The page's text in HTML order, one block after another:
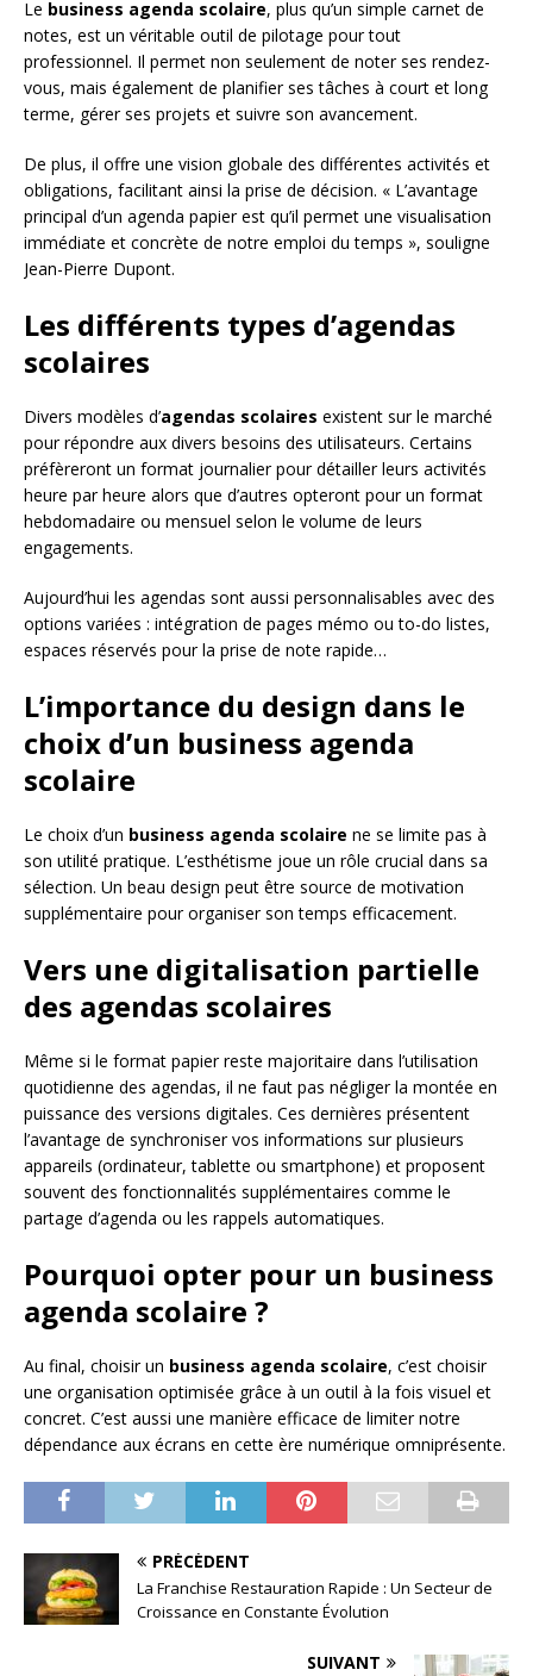
Le business agenda scolaire, plus qu’un simple carnet de
notes, est un véritable outil de pilotage pour tout
professionnel. Il permet non seulement de noter ses rendez-
vous, mais également de planifier ses tâches à court et long
terme, gérer ses projets et suivre son avancement.
De plus, il offre une vision globale des différentes activités et
obligations, facilitant ainsi la prise de décision. « L’avantage
principal d’un agenda papier est qu’il permet une visualisation
immédiate et concrète de notre emploi du temps », souligne
Jean-Pierre Dupont.
Les différents types d’agendas
scolaires
Divers modèles d’agendas scolaires existent sur le marché
pour répondre aux divers besoins des utilisateurs. Certains
préfèreront un format journalier pour détailler leurs activités
heure par heure alors que d’autres opteront pour un format
hebdomadaire ou mensuel selon le volume de leurs
engagements.
Aujourd’hui les agendas sont aussi personnalisables avec des
options variées : intégration de pages mémo ou to-do listes,
espaces réservés pour la prise de note rapide…
L’importance du design dans le
choix d’un business agenda
scolaire
Le choix d’un business agenda scolaire ne se limite pas à
son utilité pratique. L’esthétisme joue un rôle crucial dans sa
sélection. Un beau design peut être source de motivation
supplémentaire pour organiser son temps efficacement.
Vers une digitalisation partielle
des agendas scolaires
Même si le format papier reste majoritaire dans l’utilisation
quotidienne des agendas, il ne faut pas négliger la montée en
puissance des versions digitales. Ces dernières présentent
l’avantage de synchroniser vos informations sur plusieurs
appareils (ordinateur, tablette ou smartphone) et proposent
souvent des fonctionnalités supplémentaires comme le
partage d’agenda ou les rappels automatiques.
Pourquoi opter pour un business
agenda scolaire ?
Au final, choisir un business agenda scolaire, c’est choisir
une organisation optimisée grâce à un outil à la fois visuel et
concret. C’est aussi une manière efficace de limiter notre
dépendance aux écrans en cette ère numérique omniprésente.
PRÉCÉDENT
La Franchise Restauration Rapide : Un Secteur de
Croissance en Constante Évolution
SUIVANT